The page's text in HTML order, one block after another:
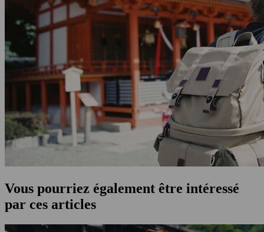
Vous pourriez également être intéressé
par ces articles